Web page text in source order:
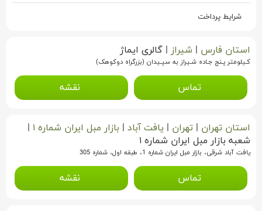
شرایط پرداخت
استان فارس | شیراز | گالری ایماژ
کـیلومتر پـنج جـاده شـیراز به سپـیدان (بزرگراه دوکوهک)
تماس نقشه
استان تهران | تهران | یافت آباد | بازار مبل ایران شماره ۱
|
شعبه بازار مبل ایران شماره ۱
یافت آباد شرقی، بازار مبل ایران شماره 1، طبقه اول، شماره 305
تماس نقشه